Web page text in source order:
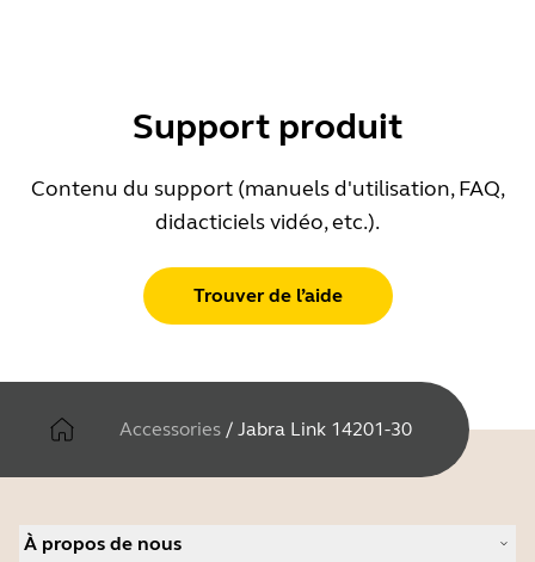
Support produit
Contenu du support (manuels d'utilisation, FAQ,
didacticiels vidéo, etc.).
Trouver de l’aide
Accessories / Jabra Link 14201-30
À propos de nous